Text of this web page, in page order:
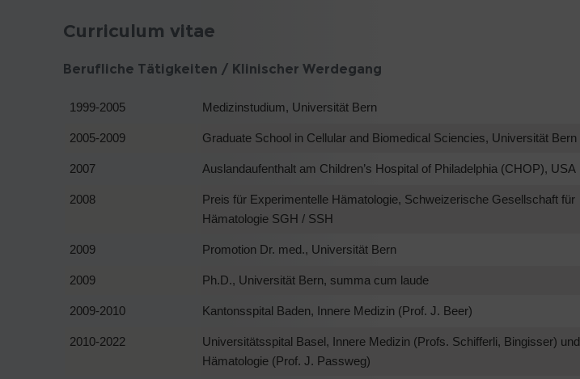
Curriculum vitae
Berufliche Tätigkeiten / Klinischer Werdegang
1999-2005 Medizinstudium, Universität Bern
2005-2009 Graduate School in Cellular and Biomedical Sciencies, Universität Bern
2007 Auslandaufenthalt am Children’s Hospital of Philadelphia (CHOP), USA
2008
Preis für Experimentelle Hämatologie, Schweizerische Gesellschaft für
Hämatologie SGH / SSH
2009 Promotion Dr. med., Universität Bern
2009 Ph.D., Universität Bern, summa cum laude
2009-2010 Kantonsspital Baden, Innere Medizin (Prof. J. Beer)
2010-2022
Universitätsspital Basel, Innere Medizin (Profs. Schifferli, Bingisser) und
Hämatologie (Prof. J. Passweg)